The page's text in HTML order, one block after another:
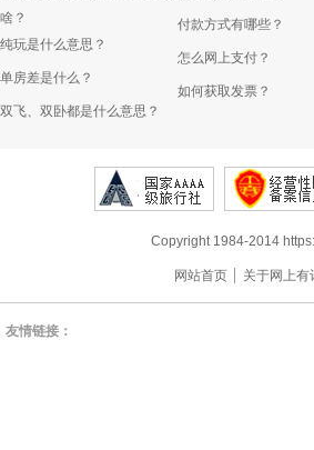
啥？
纯玩是什么意思？
单房差是什么？
双飞、双卧都是什么意思？
付款方式有哪些？
怎么网上支付？
如何获取发票？
Copyright 1984-2014
网站首页 关于网上有
友情链接：